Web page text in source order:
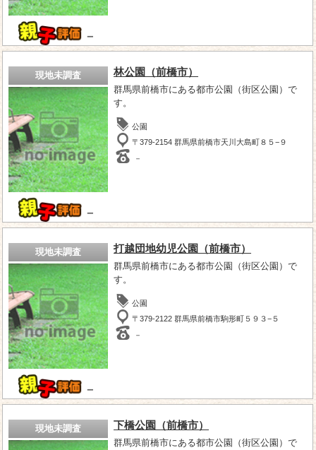
－
現地未調査
－
林公園（前橋市）
群馬県前橋市にある都市公園（街区公園）で
す。
公園
〒379-2154 群馬県前橋市天川大島町８５−９
－
現地未調査
－
打越団地幼児公園（前橋市）
群馬県前橋市にある都市公園（街区公園）で
す。
公園
〒379-2122 群馬県前橋市駒形町５９３−５
－
現地未調査 下橋公園（前橋市）
群馬県前橋市にある都市公園（街区公園）で